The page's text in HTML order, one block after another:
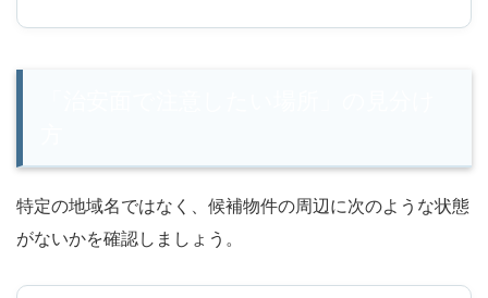
特定の地域名ではなく、候補物件の周辺に次のような状態
がないかを確認しましょう。